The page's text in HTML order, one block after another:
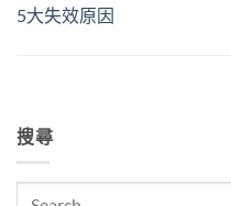
5大失效原因
搜尋